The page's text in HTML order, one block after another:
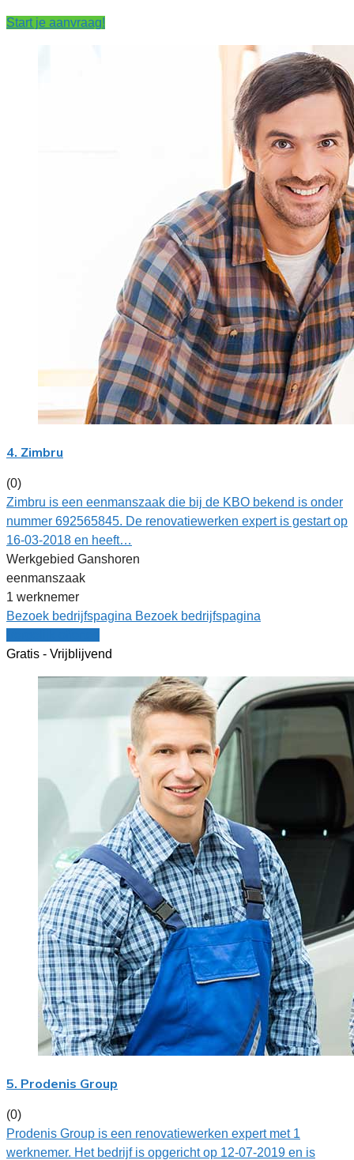
Start je aanvraag!
4. Zimbru
(0)
Zimbru is een eenmanszaak die bij de KBO bekend is onder
nummer 692565845. De renovatiewerken expert is gestart op
16-03-2018 en heeft…
Werkgebied Ganshoren
eenmanszaak
1 werknemer
Bezoek bedrijfspagina Bezoek bedrijfspagina
Gratis - Vrijblijvend
5. Prodenis Group
(0)
Prodenis Group is een renovatiewerken expert met 1
werknemer. Het bedrijf is opgericht op 12-07-2019 en is